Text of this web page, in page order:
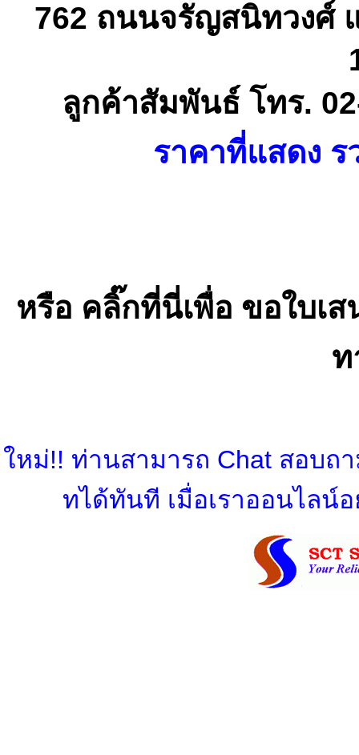
762 ถนนจรัญสนิทวงศ์
ลูกค้าสัมพันธ์ โทร.
ราคาที่แสดง
หรือ คลิ๊กที่นี่เพื่อ ขอใบเ
ท
ใหม่!! ท่านสามารถ Chat สอบถ
ทได้ทันที เมื่อเราออนไลน์